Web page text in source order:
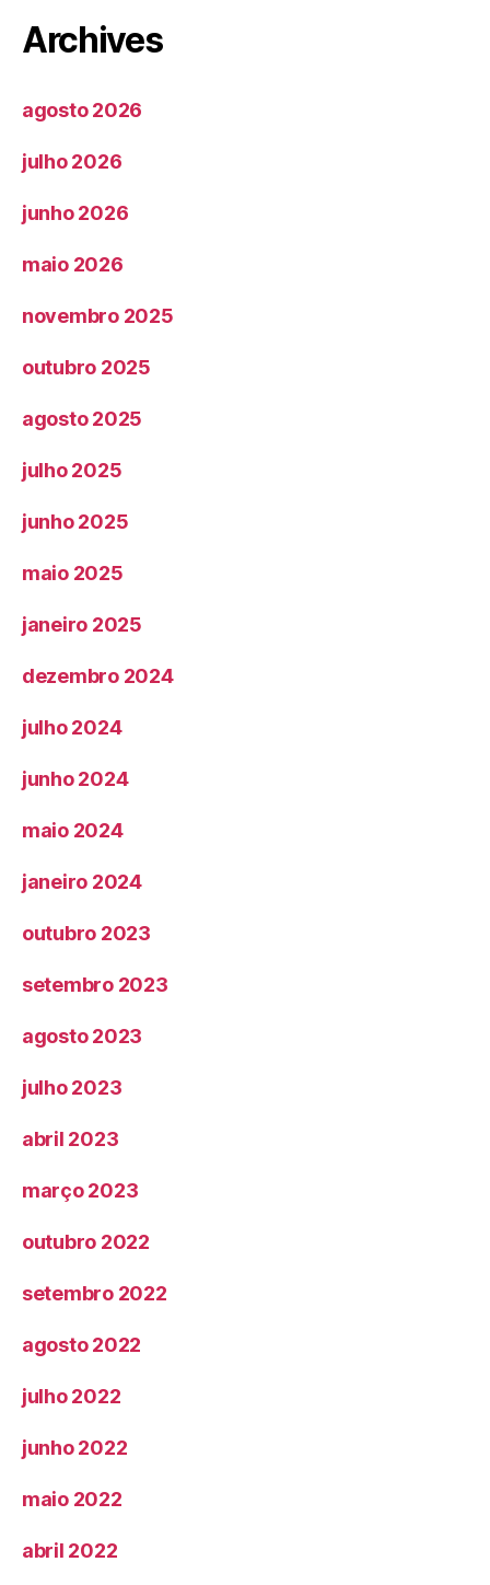
Archives
agosto 2026
julho 2026
junho 2026
maio 2026
novembro 2025
outubro 2025
agosto 2025
julho 2025
junho 2025
maio 2025
janeiro 2025
dezembro 2024
julho 2024
junho 2024
maio 2024
janeiro 2024
outubro 2023
setembro 2023
agosto 2023
julho 2023
abril 2023
março 2023
outubro 2022
setembro 2022
agosto 2022
julho 2022
junho 2022
maio 2022
abril 2022